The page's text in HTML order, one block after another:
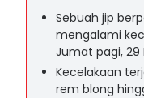
Sebuah jip
mengalami
Jumat pagi, 29
Kecelakaan
rem blong